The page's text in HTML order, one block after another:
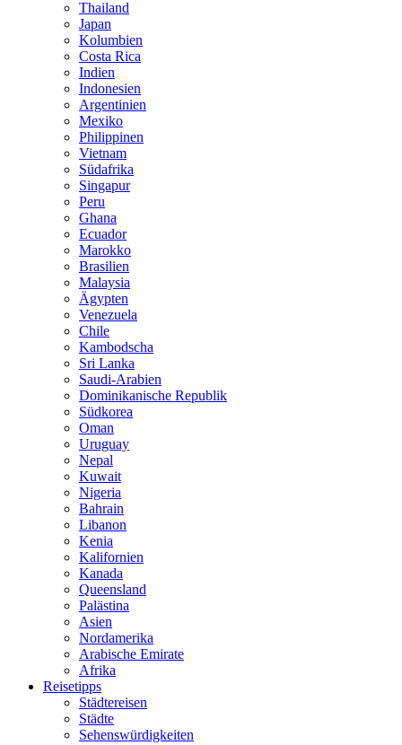
Thailand
Japan
Kolumbien
Costa Rica
Indien
Indonesien
Argentinien
Mexiko
Philippinen
Vietnam
Südafrika
Singapur
Peru
Ghana
Ecuador
Marokko
Brasilien
Malaysia
Ägypten
Venezuela
Chile
Kambodscha
Sri Lanka
Saudi-Arabien
Dominikanische Republik
Südkorea
Oman
Uruguay
Nepal
Kuwait
Nigeria
Bahrain
Libanon
Kenia
Kalifornien
Kanada
Queensland
Palästina
Asien
Nordamerika
Arabische Emirate
Afrika
Reisetipps
Städtereisen
Städte
Sehenswürdigkeiten